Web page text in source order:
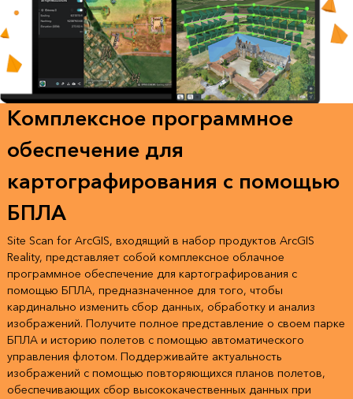
Комплексное программное
обеспечение для
картографирования с помощью
БПЛА
Site Scan for ArcGIS, входящий в набор продуктов ArcGIS
Reality, представляет собой комплексное облачное
программное обеспечение для картографирования с
помощью БПЛА, предназначенное для того, чтобы
кардинально изменить сбор данных, обработку и анализ
изображений. Получите полное представление о своем парке
БПЛА и историю полетов с помощью автоматического
управления флотом. Поддерживайте актуальность
изображений с помощью повторяющихся планов полетов,
обеспечивающих сбор высококачественных данных при